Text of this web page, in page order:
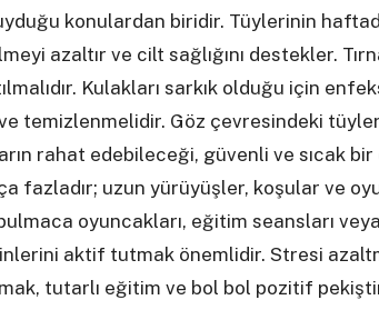
konulardan biridir. Tüylerinin
azaltır ve cilt sağlığını destekler.
Kulakları sarkık olduğu için
temizlenmelidir. Göz çevresindeki
rahat edebileceği, güvenli ve sıcak
fazladır; uzun yürüyüşler, koşular ve
oyuncakları, eğitim seansları
aktif tutmak önemlidir. Stresi
tutarlı eğitim ve bol bol pozitif